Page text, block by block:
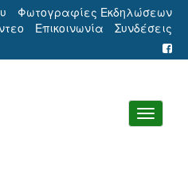
Φωτογραφίες Εκδηλώσεων
Επικοινωνία Συνδέσεις